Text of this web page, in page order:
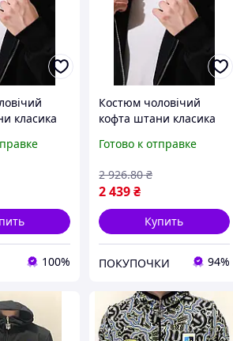
класика
100%
Костюм чоловічий
кофта штани класика
Готово к отправке
2 439₴
2 926.80 ₴
Купить
ПОКУПОЧКИ 94%